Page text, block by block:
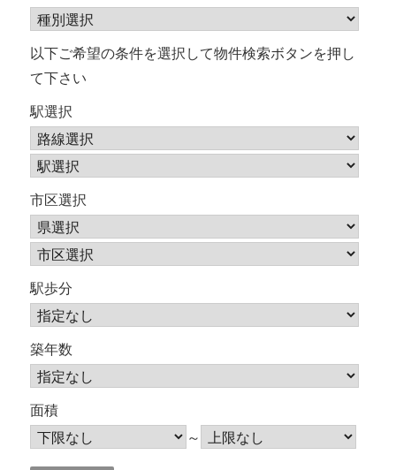
シ
ョ
ン
以下ご希望の条件を選択して物件検索ボタンを押し
て下さい
駅選択
市区選択
駅歩分
築年数
面積
～